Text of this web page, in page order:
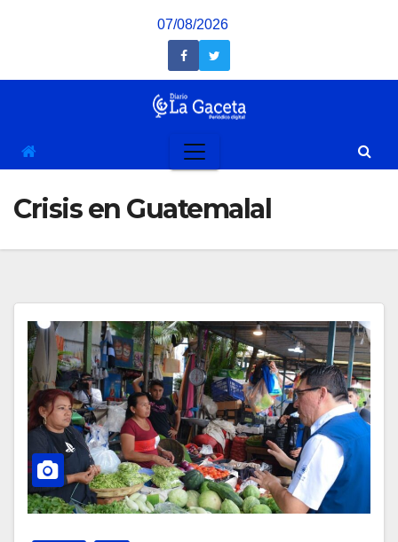
07/08/2026
Crisis en Guatemalal